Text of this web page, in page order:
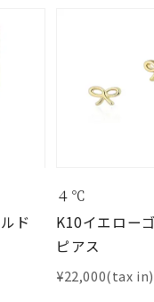
ド
４℃
K10イエロー
ピアス
¥22,000(tax in)